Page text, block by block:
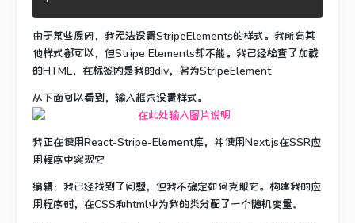
由于某些原因，我无法设置StripeElements的样式。 我所有其
他样式都可以，但Stripe Elements却不能。 我已经检查了加载
的HTML，在标签内是我的div，名为StripeElement
从下面可以看到，输入框未设置样式。
我正在使用React-Stripe-Element库，并使用Next.js在SSR应
用程序中实现它
编辑：我已经找到了问题，但我不确定如何克服它。 构建我的应
用程序时，在CSS和html中为我的类分配了一个随机变量。